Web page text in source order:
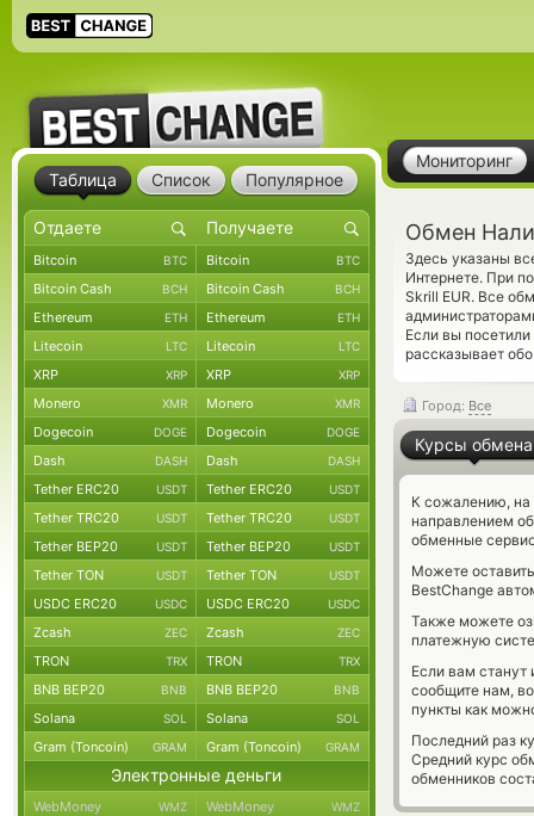
Мониторинг
Обмен
Здесь указаны
Интернете. При
Skrill EUR. Все
Если вы
рассказывает
Город: Все
Курсы обмена
К сожалению, на
направлением
обменные
Можете
BestChange
Также можете
платежную
Если вам
сообщите нам,
пункты как
Последний раз
Средний курс
обменников
Таблица Список Популярное
Bitcoin BTC Bitcoin BTC
Bitcoin Cash BCH Bitcoin Cash BCH
Ethereum ETH Ethereum ETH
Litecoin LTC Litecoin LTC
XRP XRP XRP XRP
Monero XMR Monero XMR
Dogecoin DOGE Dogecoin DOGE
Dash DASH Dash DASH
Tether ERC20 USDT Tether ERC20 USDT
Tether TRC20 USDT Tether TRC20 USDT
Tether BEP20 USDT Tether BEP20 USDT
Tether TON USDT Tether TON USDT
USDC ERC20 USDC USDC ERC20 USDC
Zcash ZEC Zcash ZEC
TRON TRX TRON TRX
BNB BEP20 BNB BNB BEP20 BNB
Solana SOL Solana SOL
Gram (Toncoin) GRAM Gram (Toncoin) GRAM
Электронные деньги
WebMoney WMZ WebMoney WMZ